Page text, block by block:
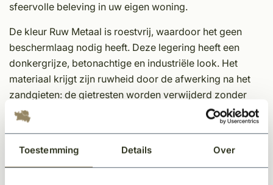
Toestemming Details Over
sfeervolle beleving in uw eigen woning.
De kleur Ruw Metaal is roestvrij, waardoor het geen
beschermlaag nodig heeft. Deze legering heeft een
donkergrijze, betonachtige en industriële look. Het
materiaal krijgt zijn ruwheid door de afwerking na het
zandgieten: de gietresten worden verwijderd zonder
verder te polijsten. Na langdurig gebruik zal het metaal
op een natuurlijke manier opgepoetst worden en komt
Eigenschappen Dauby decoratief beslag;